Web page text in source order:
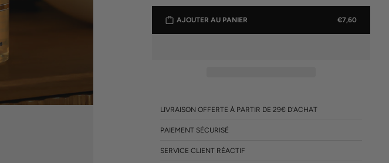
AJOUTER AU PANIER €7,60
LIVRAISON OFFERTE À PARTIR DE 29€ D'ACHAT
PAIEMENT SÉCURISÉ
SERVICE CLIENT RÉACTIF